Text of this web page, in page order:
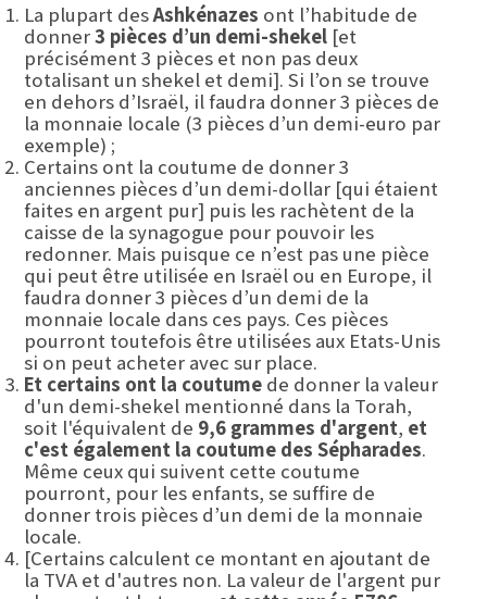
La plupart desAshkénazes ont l’habitude de
donner3 pièces d’un demi-shekel [et
précisément 3 pièces et non pas deux
totalisant un shekel et demi]. Si l’on se trouve
en dehors d’Israël, il faudra donner 3 pièces de
la monnaie locale (3 pièces d’un demi-euro par
exemple) ;
Certains ont la coutume de donner 3
anciennes pièces d’un demi-dollar [qui étaient
faites en argent pur] puis les rachètent de la
caisse de la synagogue pour pouvoir les
redonner. Mais puisque ce n’est pas une pièce
qui peut être utilisée en Israël ou en Europe, il
faudra donner 3 pièces d’un demi de la
monnaie locale dans ces pays. Ces pièces
pourront toutefois être utilisées aux Etats-Unis
si on peut acheter avec sur place.
Et certains ont la coutume de donner la valeur
d'un demi-shekel mentionné dans la Torah,
soit l'équivalent de 9,6 grammes d'argent, et
c'est également la coutume des Sépharades.
Même ceux qui suivent cette coutume
pourront, pour les enfants, se suffire de
donner trois pièces d’un demi de la monnaie
locale.
[Certains calculent ce montant en ajoutant de
la TVA et d'autres non. La valeur de l'argent pur